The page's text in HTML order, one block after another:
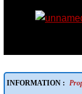
INFORMATION :